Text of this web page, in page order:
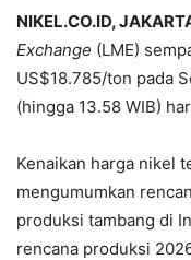
NIKEL.CO.ID,
Exchange (LME)
US$18.785/ton pada
(hingga 13.58 WIB)
Kenaikan harga nikel
mengumumkan
produksi tambang di
rencana produksi